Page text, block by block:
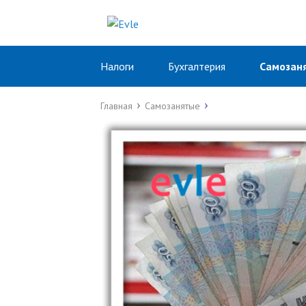
Налоги Бухгалтерия
Главная Самозанятые